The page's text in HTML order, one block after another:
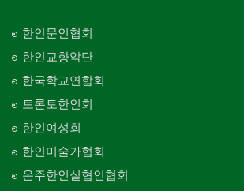
한인문인협회
한인교향악단
한국학교연합회
토론토한인회
한인여성회
한인미술가협회
온주한인실협인협회